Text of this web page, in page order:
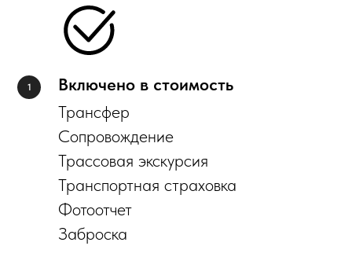
Включено в стоимость
Трансфер
Сопровождение
Трассовая экскурсия
Транспортная страховка
Фотоотчет
Заброска